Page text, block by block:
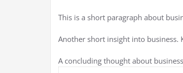
This is a short paragraph about
Another short insight into business.
A concluding thought about